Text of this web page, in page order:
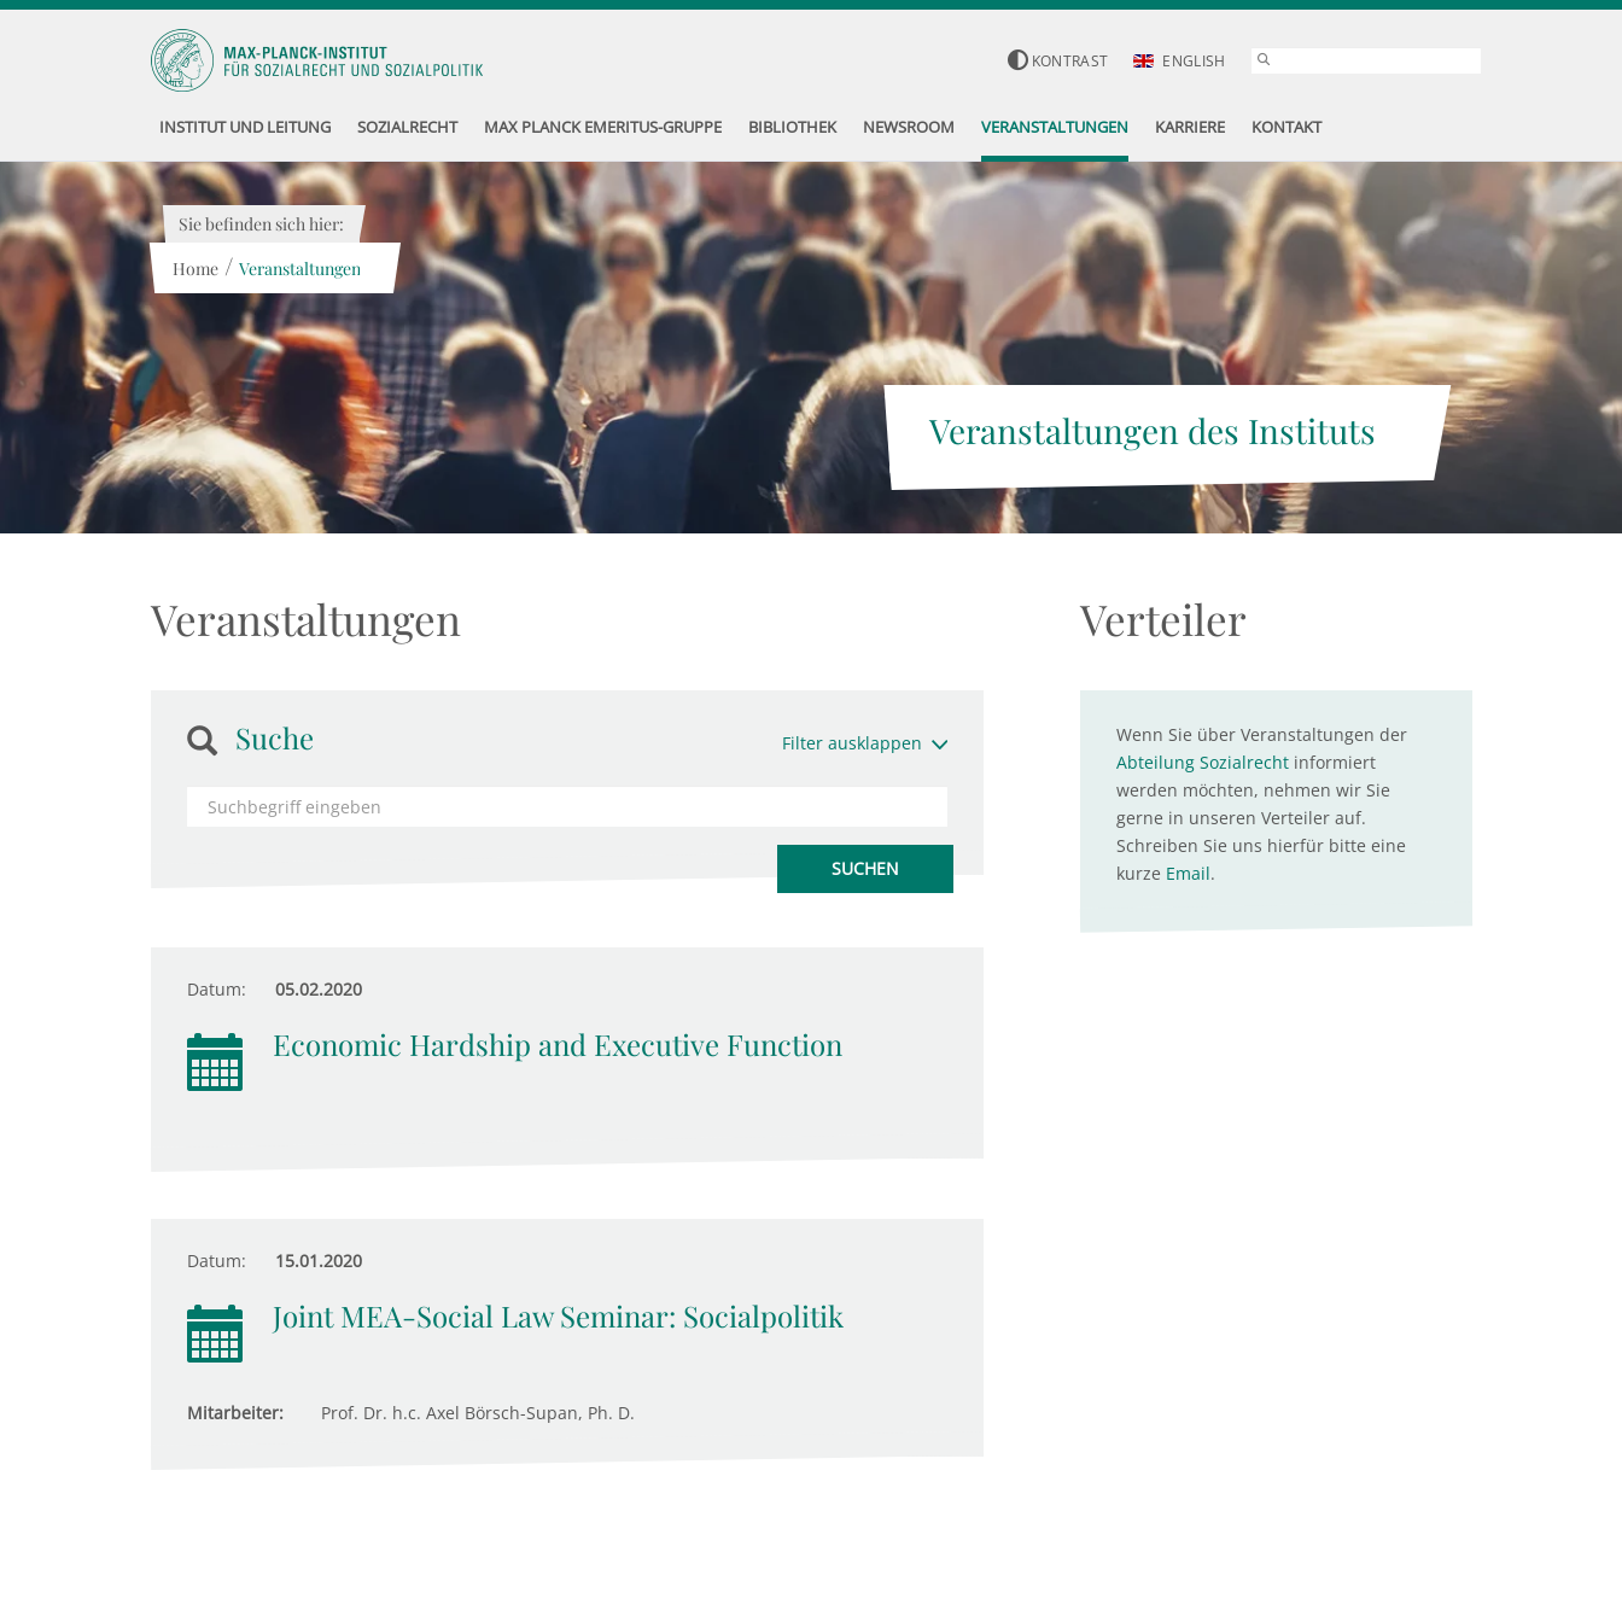
KONTRAST ENGLISH
INSTITUT UND LEITUNG SOZIALRECHT MAX PLANCK EMERITUS-GRUPPE BIBLIOTHEK NEWSROOM VERANSTALTUNGEN KARRIERE KONTAKT
Veranstaltungen des Instituts
Sie befinden sich hier:
Home / Veranstaltungen
Veranstaltungen
Suche Filter ausklappen
Datum: 05.02.2020
Economic Hardship and Executive Function
Datum: 15.01.2020
Joint MEA-Social Law Seminar: Socialpolitik
Mitarbeiter: Prof. Dr. h.c. Axel Börsch-Supan, Ph. D.
Verteiler
Wenn Sie über Veranstaltungen der
Abteilung Sozialrechtinformiert
werden möchten, nehmen wir Sie
gerne in unseren Verteiler auf.
Schreiben Sie uns hierfür bitte eine
kurze Email.